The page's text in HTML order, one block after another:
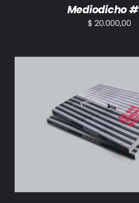
Mediodicho
$ 20.000,00
AÑADIR AL CARRITO /